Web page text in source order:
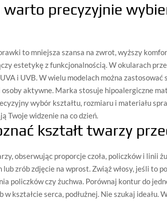
warto precyzyjnie
to mniejsza szansa na zwrot, wyższy
estetykę z funkcjonalnością. W okularach
i UVB. W wielu modelach można
osoby aktywne. Marka stosuje hipoalergiczne
wybór kształtu, rozmiaru i materiału
Twoje widzenie na co dzień.
kształt twarzy
obserwując proporcje czoła, policzków i linii
zrób zdjęcie na wprost. Zwiąż włosy, jeśli to
policzków czy żuchwa. Porównaj kontur do
w kształcie serca, podłużnej. Nie szukaj ideału.